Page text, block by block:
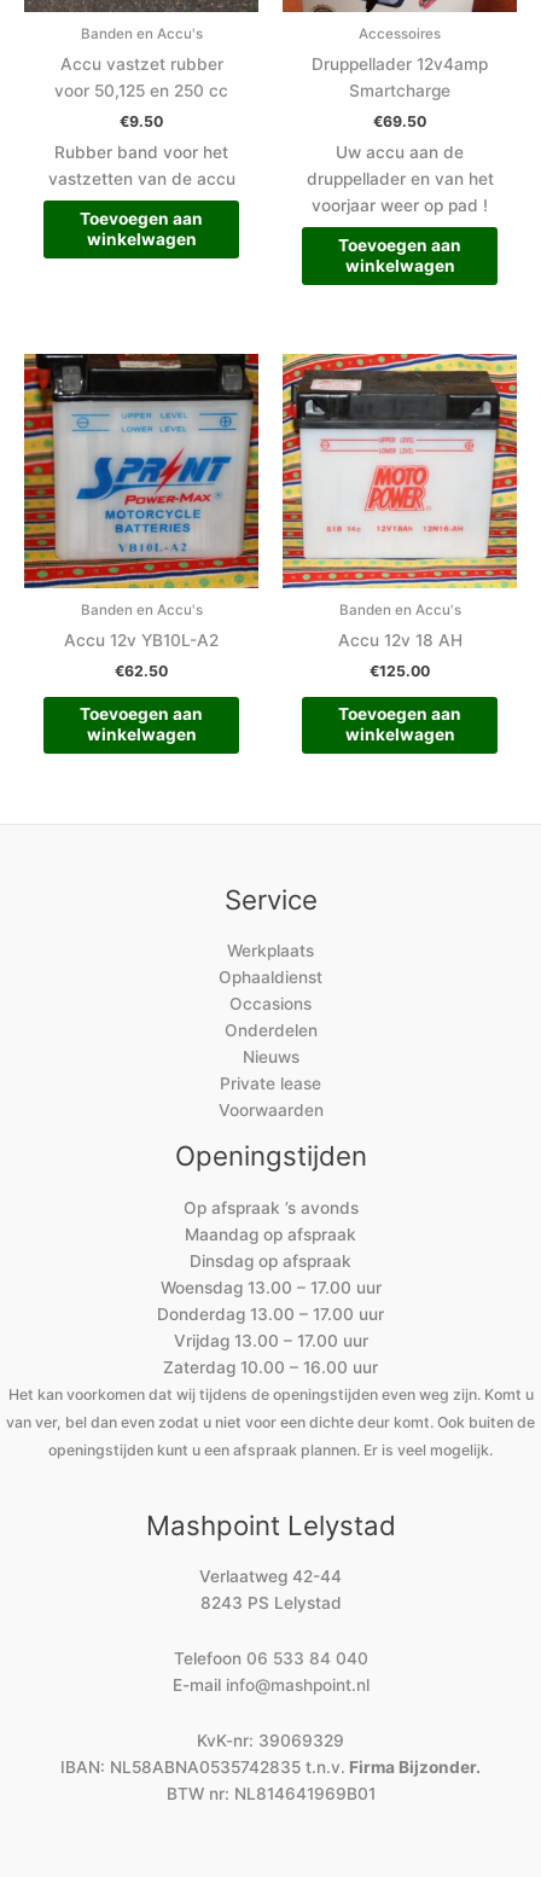
Banden en Accu's
Accu vastzet rubber
voor 50,125 en 250 cc
€9.50
Rubber band voor het
vastzetten van de accu
Toevoegen aan
winkelwagen
Accessoires
Druppellader 12v4amp
Smartcharge
€69.50
Uw accu aan de
druppellader en van het
voorjaar weer op pad !
Toevoegen aan
winkelwagen
Banden en Accu's
Accu 12v YB10L-A2
€62.50
Toevoegen aan
winkelwagen
Banden en Accu's
Accu 12v 18 AH
€125.00
Toevoegen aan
winkelwagen
Service
Werkplaats
Ophaaldienst
Occasions
Onderdelen
Nieuws
Private lease
Voorwaarden
Openingstijden
Op afspraak ’s avonds
Maandag op afspraak
Dinsdag op afspraak
Woensdag 13.00 – 17.00 uur
Donderdag 13.00 – 17.00 uur
Vrijdag 13.00 – 17.00 uur
Zaterdag 10.00 – 16.00 uur
Het kan voorkomen dat wij tijdens de openingstijden even weg zijn. Komt u
van ver, bel dan even zodat u niet voor een dichte deur komt. Ook buiten de
openingstijden kunt u een afspraak plannen. Er is veel mogelijk.
Mashpoint Lelystad
Verlaatweg 42-44
8243 PS Lelystad
Telefoon 06 533 84 040
E-mail info@mashpoint.nl
KvK-nr: 39069329
IBAN: NL58ABNA0535742835 t.n.v. Firma Bijzonder.
BTW nr: NL814641969B01